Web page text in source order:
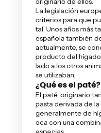
La legislación
criterios para que
tal. Unos años más
española también
actualmente, se
producto del
lado a los otros
se utilizaban.
¿Qué es el paté?
El paté, originario
pasta derivada de
generalmente de
oca con una